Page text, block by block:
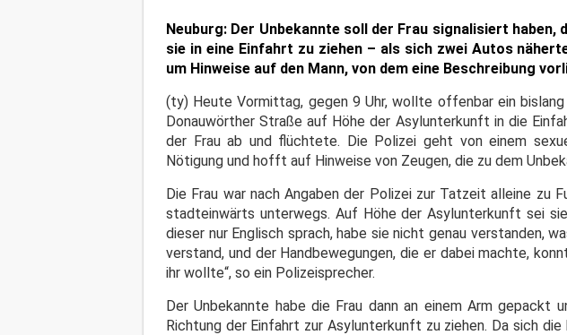
Neuburg: Der Unbekannte soll der Frau signalisiert haben,
sie in eine Einfahrt zu ziehen – als sich zwei Autos
um Hinweise auf den Mann, von dem eine Beschreibung
(ty) Heute Vormittag, gegen 9 Uhr, wollte offenbar ein
Donauwörther Straße auf Höhe der Asylunterkunft in die
der Frau ab und flüchtete. Die Polizei geht von einem
Nötigung und hofft auf Hinweise von Zeugen, die zu dem
Die Frau war nach Angaben der Polizei zur Tatzeit alleine zu
stadteinwärts unterwegs. Auf Höhe der Asylunterkunft sei
dieser nur Englisch sprach, habe sie nicht genau verstanden,
verstand, und der Handbewegungen, die er dabei machte,
ihr wollte“, so ein Polizeisprecher.
Der Unbekannte habe die Frau dann an einem Arm gepackt
Richtung der Einfahrt zur Asylunterkunft zu ziehen. Da sich